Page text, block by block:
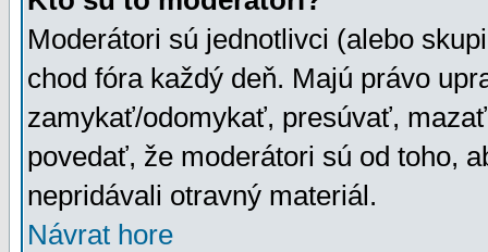
Moderátori sú jednotlivci (alebo
chod fóra každý deň. Majú právo
zamykať/odomykať, presúvať,
povedať, že moderátori sú od toho,
nepridávali otravný materiál.
Návrat hore